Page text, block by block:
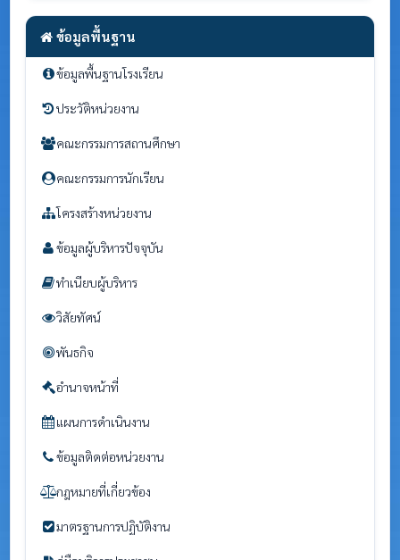
ข้อมูลพื้นฐาน
ข้อมูลพื้นฐานโรงเรียน
ประวัติหน่วยงาน
คณะกรรมการสถานศึกษา
คณะกรรมการนักเรียน
โครงสร้างหน่วยงาน
ข้อมูลผู้บริหารปัจจุบัน
ทำเนียบผู้บริหาร
วิสัยทัศน์
พันธกิจ
อำนาจหน้าที่
แผนการดำเนินงาน
ข้อมูลติดต่อหน่วยงาน
กฎหมายที่เกี่ยวข้อง
มาตรฐานการปฏิบัติงาน